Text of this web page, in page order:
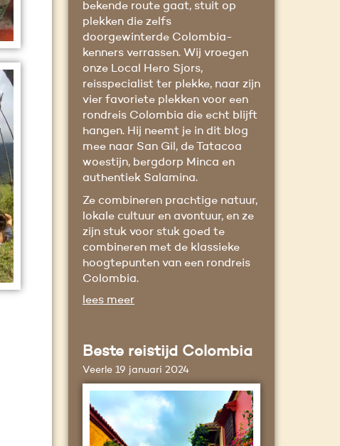
bekende route gaat, stuit op
plekken die zelfs
doorgewinterde Colombia-
kenners verrassen. Wij vroegen
onze Local Hero Sjors,
reisspecialist ter plekke, naar zijn
vier favoriete plekken voor een
rondreis Colombia die echt blijft
hangen. Hij neemt je in dit blog
mee naar San Gil, de Tatacoa
woestijn, bergdorp Minca en
authentiek Salamina.
Ze combineren prachtige natuur,
lokale cultuur en avontuur, en ze
zijn stuk voor stuk goed te
combineren met de klassieke
hoogtepunten van een rondreis
Colombia.
lees meer
Beste reistijd Colombia
Veerle 19 januari 2024